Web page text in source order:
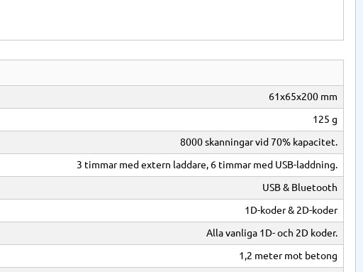
61x65x200 mm
125 g
8000 skanningar vid 70% kapacitet.
3 timmar med extern laddare, 6 timmar med USB-laddning.
USB & Bluetooth
1D-koder & 2D-koder
Alla vanliga 1D- och 2D koder.
1,2 meter mot betong